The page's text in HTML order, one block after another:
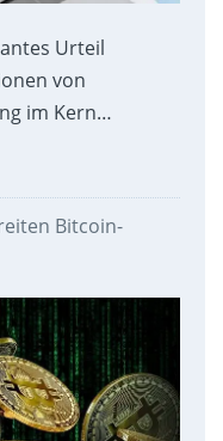
Urteil
von
im Kern…
Bitcoin-